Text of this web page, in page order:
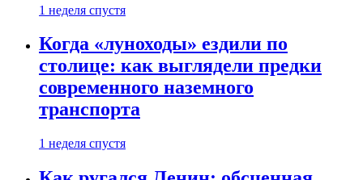
1 неделя спустя
Когда «луноходы» ездили по
столице: как выглядели предки
современного наземного
транспорта
1 неделя спустя